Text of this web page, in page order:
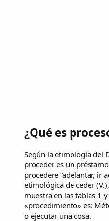
¿Qué es
Según la etimología del
proceder es un
procedere “adelantar, ir
etimológica de ceder
muestra en las tablas 1
«procedimiento» es:
o ejecutar una cosa.